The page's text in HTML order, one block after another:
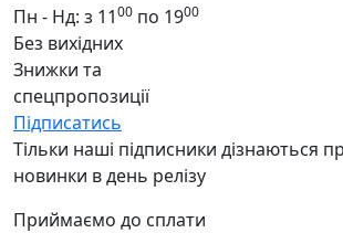
Пн - Нд: з 1100 по 1900
Без вихідних
Знижки та
спецпропозиції
Підписатись
Тільки наші підписники дізнаються
новинки в день релізу
Приймаємо до сплати